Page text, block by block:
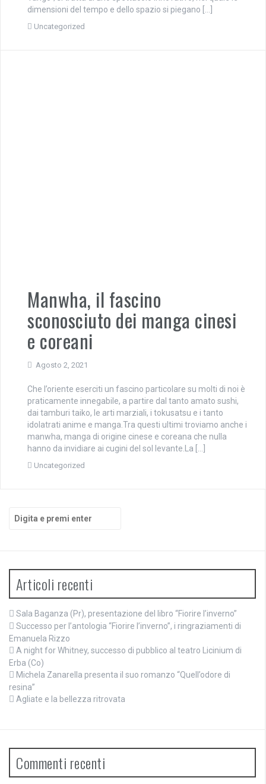
dimensioni del tempo e dello spazio si piegano […]
Uncategorized
Manwha, il fascino
sconosciuto dei manga cinesi
e coreani
Agosto 2, 2021
Che l’oriente eserciti un fascino particolare su molti di noi è
praticamente innegabile, a partire dal tanto amato sushi,
dai tamburi taiko, le arti marziali, i tokusatsu e i tanto
idolatrati anime e manga.Tra questi ultimi troviamo anche i
manwha, manga di origine cinese e coreana che nulla
hanno da invidiare ai cugini del sol levante.La […]
Uncategorized
Articoli recenti
Sala Baganza (Pr), presentazione del libro “Fiorire l’inverno”
Successo per l’antologia “Fiorire l’inverno”, i ringraziamenti di
Emanuela Rizzo
A night for Whitney, successo di pubblico al teatro Licinium di
Erba (Co)
Michela Zanarella presenta il suo romanzo “Quell’odore di
resina”
Agliate e la bellezza ritrovata
Commenti recenti